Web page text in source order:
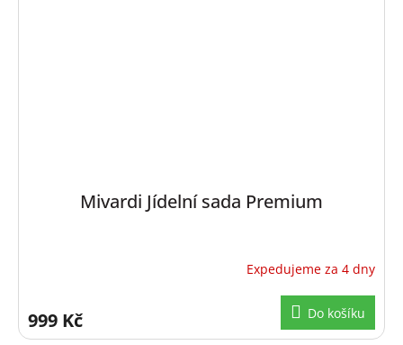
Mivardi Jídelní sada Premium
Expedujeme za 4 dny
999 Kč Do košíku